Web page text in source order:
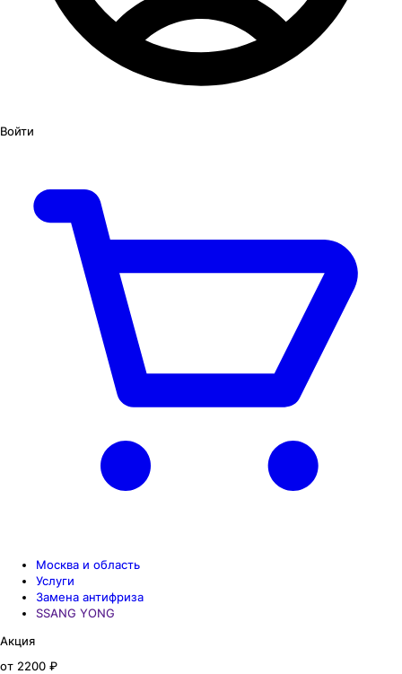
Войти
Москва и область
Услуги
Замена антифриза
SSANG YONG
Акция
от 2200 ₽